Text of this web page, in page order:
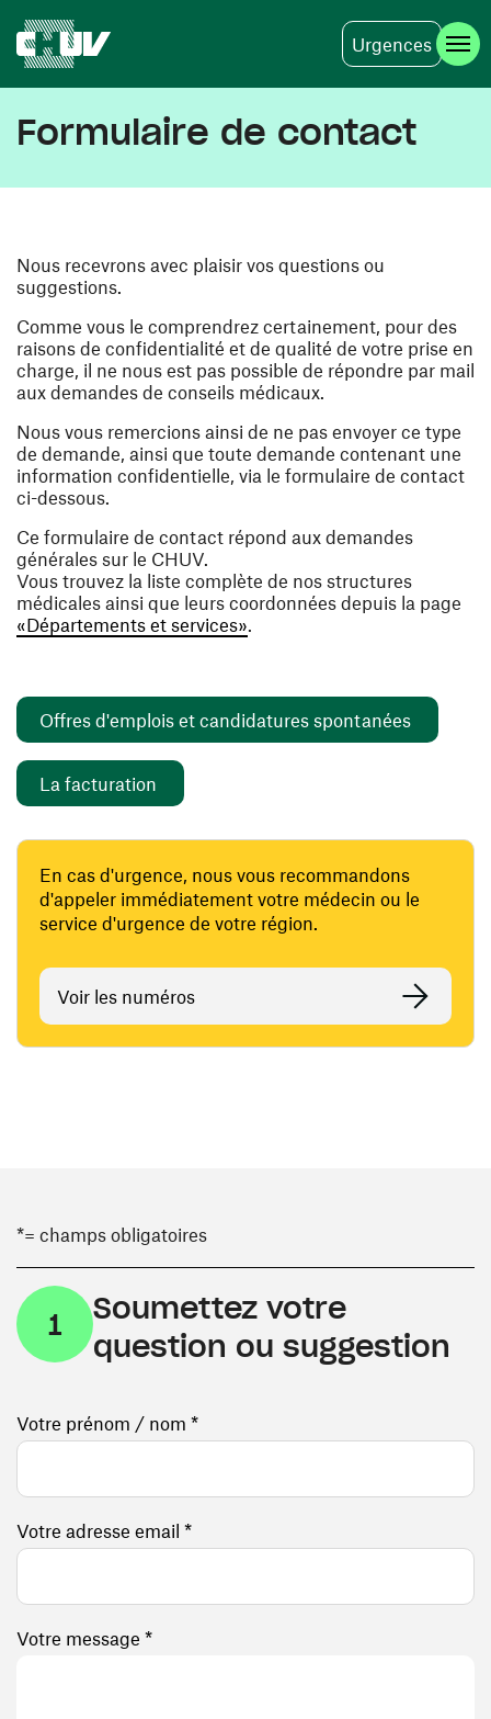
Urgences
Formulaire de contact
Nous recevrons avec plaisir vos questions ou
suggestions.
Comme vous le comprendrez certainement, pour des
raisons de confidentialité et de qualité de votre prise en
charge, il ne nous est pas possible de répondre par mail
aux demandes de conseils médicaux.
Nous vous remercions ainsi de ne pas envoyer ce type
de demande, ainsi que toute demande contenant une
information confidentielle, via le formulaire de contact
ci-dessous.
Ce formulaire de contact répond aux demandes
générales sur le CHUV.
Vous trouvez la liste complète de nos structures
médicales ainsi que leurs coordonnées depuis la page
«Départements et services».
Offres d'emplois et candidatures spontanées
La facturation
En cas d'urgence, nous vous recommandons
d'appeler immédiatement votre médecin ou le
service d'urgence de votre région.
Voir les numéros
*= champs obligatoires
1
Soumettez votre
question ou suggestion
Votre prénom / nom *
Votre adresse email *
Votre message *